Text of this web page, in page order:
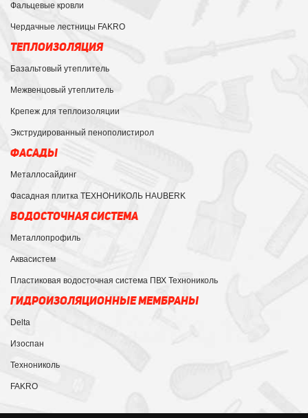
Фальцевые кровли
Чердачные лестницы FAKRO
ТЕПЛОИЗОЛЯЦИЯ
Базальтовый утеплитель
Межвенцовый утеплитель
Крепеж для теплоизоляции
Экструдированный пенополистирол
ФАСАДЫ
Металлосайдинг
Фасадная плитка ТЕХНОНИКОЛЬ HAUBERK
ВОДОСТОЧНАЯ СИСТЕМА
Металлопрофиль
Аквасистем
Пластиковая водосточная система ПВХ Технониколь
ГИДРОИЗОЛЯЦИОННЫЕ МЕМБРАНЫ
Delta
Изоспан
Технониколь
FAKRO